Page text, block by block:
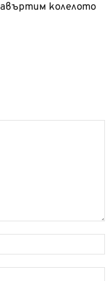
колелото